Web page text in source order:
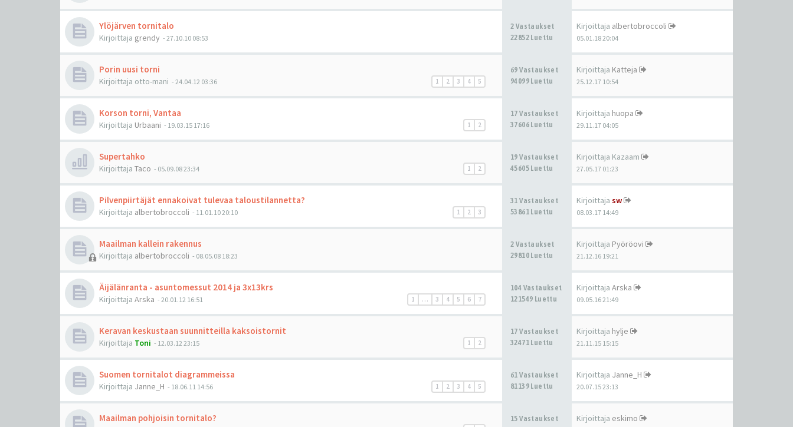
Ylöjärven tornitalo
Kirjoittaja grendy - 27.10.10 08:53
2 Vastaukset
22852 Luettu
Kirjoittaja albertobroccoli
05.01.18 20:04
Porin uusi torni
1 2 3 4 5
Kirjoittaja otto-mani - 24.04.12 03:36
69 Vastaukset
94099 Luettu
Kirjoittaja Katteja
25.12.17 10:54
Korson torni, Vantaa
1 2
Kirjoittaja Urbaani - 19.03.15 17:16
17 Vastaukset
37606 Luettu
Kirjoittaja huopa
29.11.17 04:05
Supertahko
1 2
Kirjoittaja Taco - 05.09.08 23:34
19 Vastaukset
45605 Luettu
Kirjoittaja Kazaam
27.05.17 01:23
Pilvenpiirtäjät ennakoivat tulevaa taloustilannetta?
1 2 3
Kirjoittaja albertobroccoli - 11.01.10 20:10
31 Vastaukset
53861 Luettu
Kirjoittaja sw
08.03.17 14:49
Maailman kallein rakennus
Kirjoittaja albertobroccoli - 08.05.08 18:23
2 Vastaukset
29810 Luettu
Kirjoittaja Pyöröovi
21.12.16 19:21
Äijälänranta - asuntomessut 2014 ja 3x13krs
1 … 3 4 5 6 7
Kirjoittaja Arska - 20.01.12 16:51
104 Vastaukset
121549 Luettu
Kirjoittaja Arska
09.05.16 21:49
Keravan keskustaan suunnitteilla kaksoistornit
1 2
Kirjoittaja Toni - 12.03.12 23:15
17 Vastaukset
32471 Luettu
Kirjoittaja hylje
21.11.15 15:15
Suomen tornitalot diagrammeissa
1 2 3 4 5
Kirjoittaja Janne_H - 18.06.11 14:56
61 Vastaukset
81139 Luettu
Kirjoittaja Janne_H
20.07.15 23:13
Maailman pohjoisin tornitalo?
15 Vastaukset
Kirjoittaja eskimo